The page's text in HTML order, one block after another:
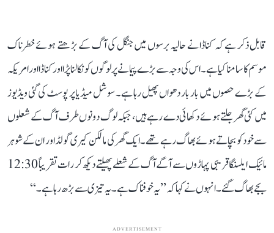
قابل ذکر ہے کہ کناڈا نے حالیہ برسوں میں جنگل کی آگ کے بڑھتے ہوئے خطرناک
موسم کا سامنا کیا ہے۔ اس کی وجہ سے بڑے پیمانے پر لوگوں کو نکالنا پڑا اور کناڈا اور امریکہ
کے بڑے حصوں میں بار بار دھواں پھیل رہا ہے۔ سوشل میڈیا پر پوسٹ کی گئی ویڈیوز
میں کئی گھر جلتے ہوئے دکھائی دے رہے ہیں، جبکہ لوگ دونوں طرف آگ کے شعلوں
سے خود کو بچاتے ہوئے بھاگ رہے تھے۔ ایک گھر کی مالکن کیری گولڈ اور ان کے شوہر
مائیک ایلسنگا قریبی پہاڑوں سے آگے آگ کے شعلے پھیلتے دیکھ کر رات تقریباً 12:30
بجے بھاگ گئے۔ انہوں نے کہا کہ ’’یہ خوفناک ہے۔ یہ تیزی سے بڑھ رہا ہے۔‘‘
ADVERTISEMENT